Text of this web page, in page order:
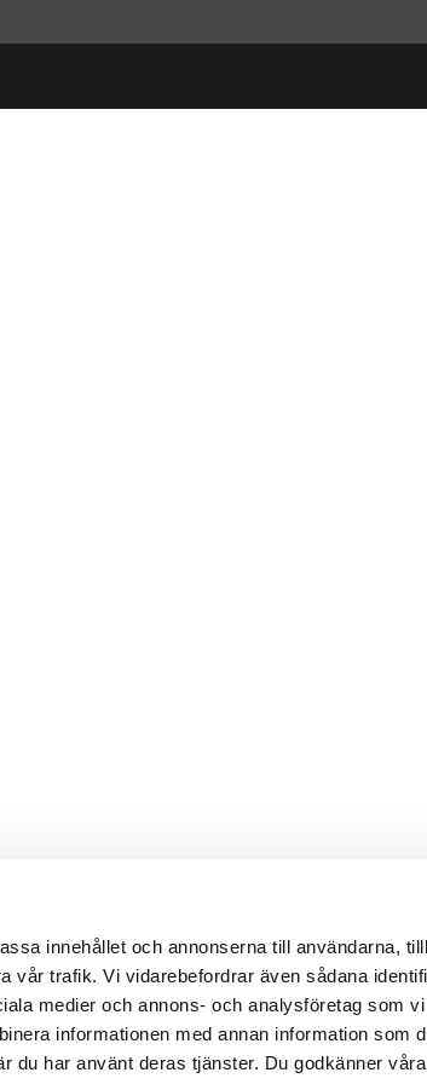
innehållet och annonserna till användarna,
vår trafik. Vi vidarebefordrar även sådana
medier och annons- och analysföretag som vi
informationen med annan information som
du har använt deras tjänster. Du godkänner